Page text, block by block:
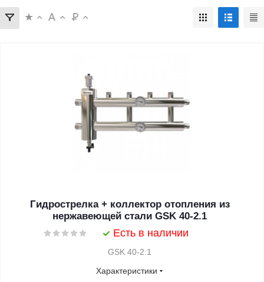
Гидрострелка + коллектор отопления из
нержавеющей стали GSK 40-2.1
Есть в наличии
GSK 40-2.1
Характеристики